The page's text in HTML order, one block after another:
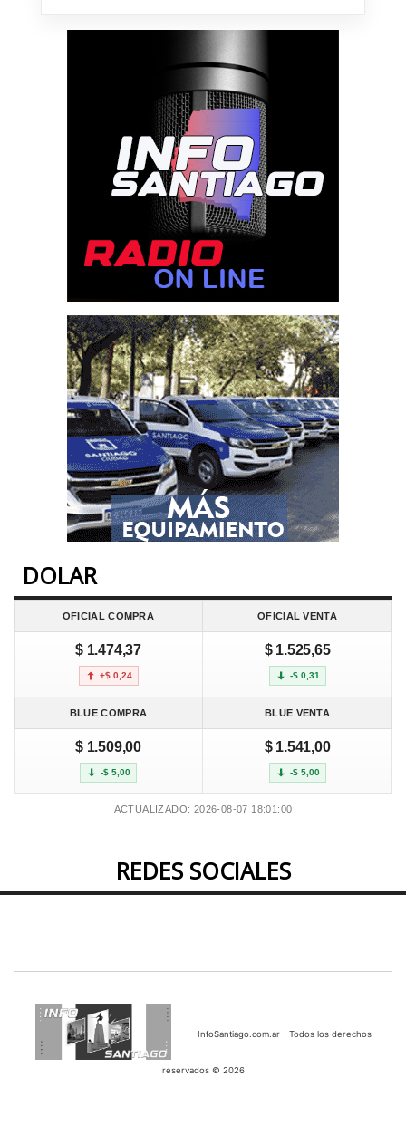
DOLAR
OFICIAL COMPRA OFICIAL VENTA
$ 1.474,37
+$ 0,24
$ 1.525,65
-$ 0,31
BLUE COMPRA BLUE VENTA
$ 1.509,00
-$ 5,00
$ 1.541,00
-$ 5,00
ACTUALIZADO: 2026-08-07 18:01:00
REDES SOCIALES
InfoSantiago.com.ar - Todos los derechos
reservados © 2026